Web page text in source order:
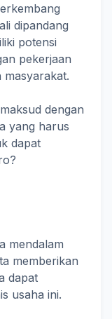
dipandang
potensi
pekerjaan
masyarakat.
dengan
yang harus
dapat
mendalam
memberikan
dapat
usaha ini.